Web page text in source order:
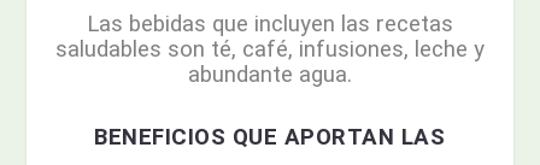
Las bebidas que incluyen las recetas
saludables son té, café, infusiones, leche y
abundante agua.
BENEFICIOS QUE APORTAN LAS